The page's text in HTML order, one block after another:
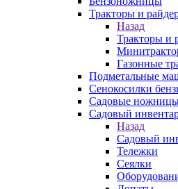
Тракторы и
Назад
Тракторы и
Газонные
Подметальные
Сенокосилки
Садовые ножницы
Садовый
Назад
Садовый
Тележки
Сеялки